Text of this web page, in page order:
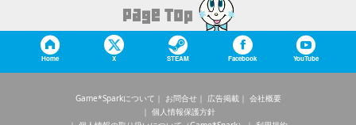
Home X STEAM Facebook YouTube
Game*Sparkについて お問合せ 広告掲載
会社概要
個人情報保護方針